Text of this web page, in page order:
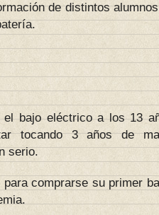
de distintos
bajo eléctrico a los 13
tocando 3 años de
serio.
para comprarse su primer